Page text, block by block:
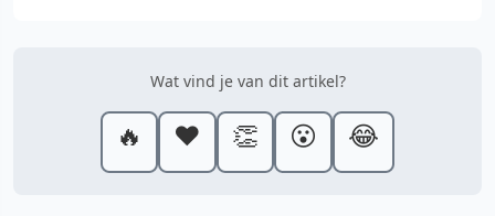
Wat vind je van dit artikel?
🔥 ❤️ 👏 😮 😂